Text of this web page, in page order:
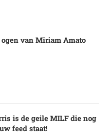
van Miriam Amato
is de geile MILF die nog
feed staat!